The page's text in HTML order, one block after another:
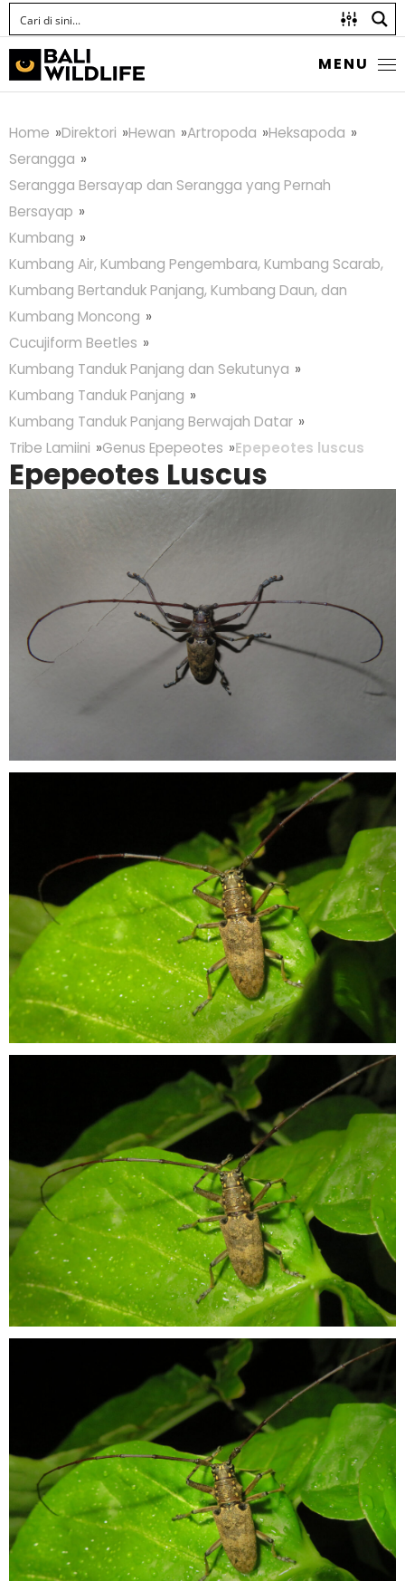
MENU
Home Direktori Hewan Artropoda
Heksapoda
Serangga
Serangga Bersayap dan Serangga yang Pernah
Bersayap
Kumbang
Kumbang Air, Kumbang Pengembara, Kumbang Scarab,
Kumbang Bertanduk Panjang, Kumbang Daun, dan
Kumbang Moncong
Cucujiform Beetles
Kumbang Tanduk Panjang dan Sekutunya
Kumbang Tanduk Panjang
Kumbang Tanduk Panjang Berwajah Datar
Tribe Lamiini
Genus Epepeotes Epepeotes luscus
Epepeotes Luscus